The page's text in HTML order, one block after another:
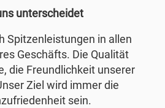
unterscheidet
Spitzenleistungen in allen
Geschäfts. Die Qualität
die Freundlichkeit unserer
Ziel wird immer die
sein.